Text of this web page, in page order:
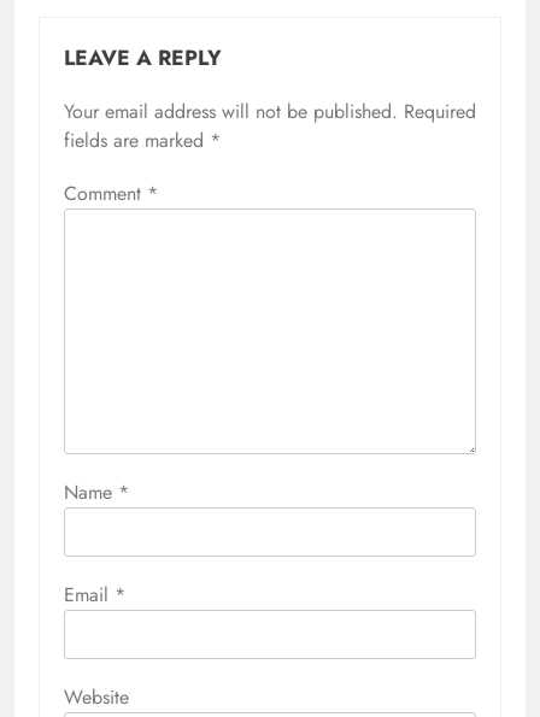
LEAVE A REPLY
Your email address will not be published. Required
fields are marked *
Comment *
Name *
Email *
Website